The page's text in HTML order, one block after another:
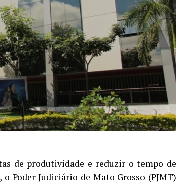
de produtividade e reduzir o tempo de
Poder Judiciário de Mato Grosso (PJMT)